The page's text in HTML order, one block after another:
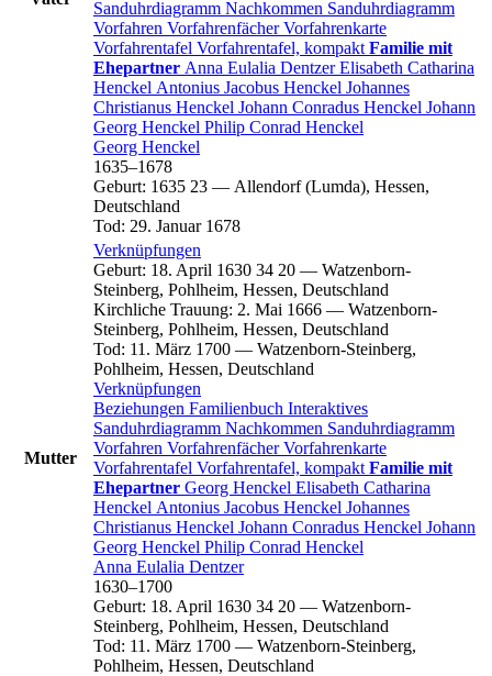
Sanduhrdiagramm Nachkommen Sanduhrdiagramm
Vorfahren VorfahrenfächerVorfahrenkarte
Vorfahrentafel Vorfahrentafel, kompakt Familie mit
Ehepartner Anna Eulalia Dentzer Elisabeth Catharina
Henckel Antonius Jacobus Henckel Johannes
Christianus Henckel Johann Conradus Henckel Johann
Georg Henckel Philip Conrad Henckel
Georg Henckel
1635–1678
Geburt: 1635 23 — Allendorf (Lumda), Hessen,
Deutschland
Tod: 29. Januar 1678
Mutter
Verknüpfungen
Geburt: 18. April 1630 34 20 — Watzenborn-
Steinberg, Pohlheim, Hessen, Deutschland
Kirchliche Trauung: 2. Mai 1666 — Watzenborn-
Steinberg, Pohlheim, Hessen, Deutschland
Tod: 11. März 1700 — Watzenborn-Steinberg,
Pohlheim, Hessen, Deutschland
Verknüpfungen
Beziehungen Familienbuch Interaktives
Sanduhrdiagramm Nachkommen Sanduhrdiagramm
Vorfahren VorfahrenfächerVorfahrenkarte
Vorfahrentafel Vorfahrentafel, kompakt Familie mit
Ehepartner Georg Henckel Elisabeth Catharina
Henckel Antonius Jacobus Henckel Johannes
Christianus Henckel Johann Conradus Henckel Johann
Georg Henckel Philip Conrad Henckel
Anna Eulalia Dentzer
1630–1700
Geburt: 18. April 1630 34 20 — Watzenborn-
Steinberg, Pohlheim, Hessen, Deutschland
Tod: 11. März 1700 — Watzenborn-Steinberg,
Pohlheim, Hessen, Deutschland